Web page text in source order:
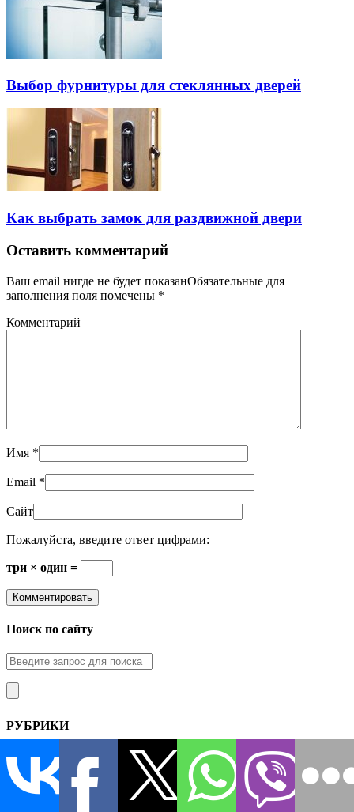
Выбор фурнитуры для стеклянных дверей
Как выбрать замок для раздвижной двери
Оставить комментарий
Ваш email нигде не будет показанОбязательные для
заполнения поля помечены *
Комментарий
Имя *
Email *
Сайт
Пожалуйста, введите ответ цифрами:
три × один =
Поиск по сайту
РУБРИКИ
Балконы и лоджии
Использование балкона
Остекление балконов
Ремонт и отделка